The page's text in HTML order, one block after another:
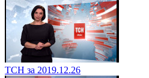
ТСН за 2019.12.26